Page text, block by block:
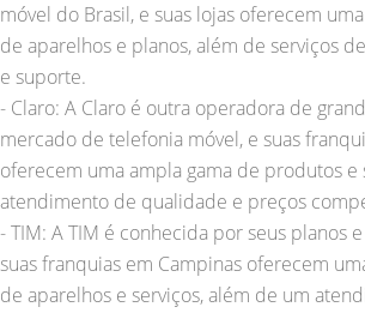
móvel do Brasil, e suas lojas oferecem
de aparelhos e planos, além de serviços
e suporte.
- Claro: A Claro é outra operadora de
mercado de telefonia móvel, e suas
oferecem uma ampla gama de produtos e
atendimento de qualidade e preços
- TIM: A TIM é conhecida por seus planos
suas franquias em Campinas oferecem
de aparelhos e serviços, além de um